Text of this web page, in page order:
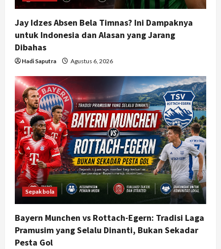
n
Jay Idzes Absen Bela Timnas? Ini Dampaknya
untuk Indonesia dan Alasan yang Jarang
Dibahas
Hadi Saputra Agustus 6, 2026
Sepakbola
Bayern Munchen vs Rottach-Egern: Tradisi Laga
Pramusim yang Selalu Dinanti, Bukan Sekadar
Pesta Gol